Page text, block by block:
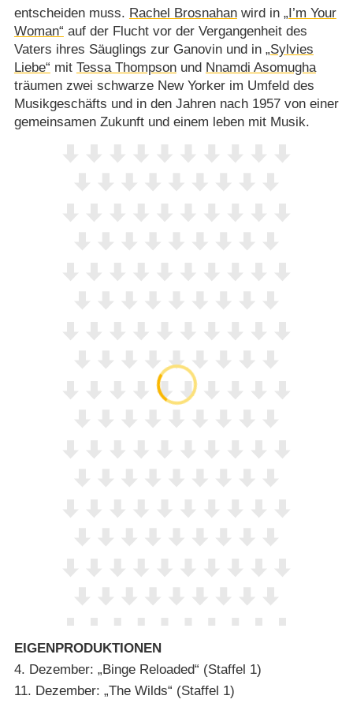
entscheiden muss. Rachel Brosnahanwird in „I’m Your
Woman“ auf der Flucht vor der Vergangenheit des
Vaters ihres Säuglings zur Ganovin und in „Sylvies
Liebe“ mit Tessa Thompsonund Nnamdi Asomugha
träumen zwei schwarze New Yorker im Umfeld des
Musikgeschäfts und in den Jahren nach 1957 von einer
gemeinsamen Zukunft und einem leben mit Musik.
EIGENPRODUKTIONEN
4. Dezember: „Binge Reloaded“ (Staffel 1)
11. Dezember: „The Wilds“ (Staffel 1)